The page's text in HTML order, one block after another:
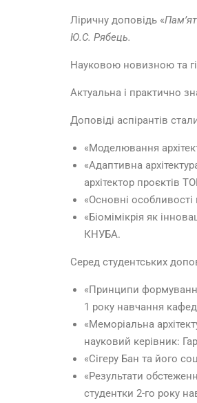
Ліричну доповідь «
Ю.С. Рябець.
Науковою новизною та
Актуальна і практично
Доповіді аспірантів
«Моделювання
«Адаптивна
архітектор проєктів
«Основні
«Біомімікрія як
КНУБА.
Серед студентських
«Принципи формування
1 року навчання
«Меморіальна
науковий керівник:
«Сігеру Бан та його
«Результати
студентки 2-го року